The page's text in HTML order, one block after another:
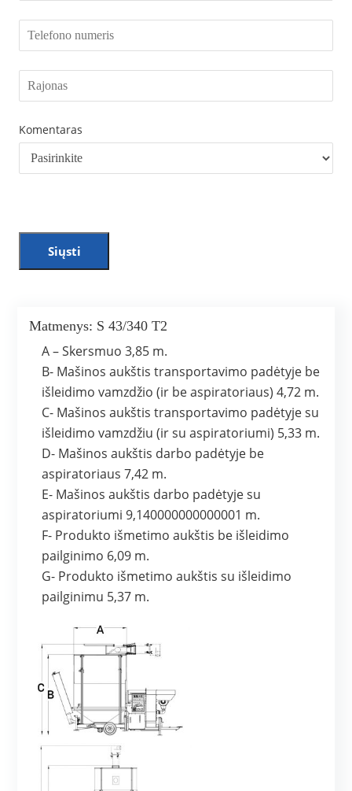
Komentaras
Siųsti
Matmenys: S 43/340 T2
A – Skersmuo 3,85 m.
B- Mašinos aukštis transportavimo padėtyje be
išleidimo vamzdžio (ir be aspiratoriaus) 4,72 m.
C- Mašinos aukštis transportavimo padėtyje su
išleidimo vamzdžiu (ir su aspiratoriumi) 5,33 m.
D- Mašinos aukštis darbo padėtyje be
aspiratoriaus 7,42 m.
E- Mašinos aukštis darbo padėtyje su
aspiratoriumi 9,140000000000001 m.
F- Produkto išmetimo aukštis be išleidimo
pailginimo 6,09 m.
G- Produkto išmetimo aukštis su išleidimo
pailginimu 5,37 m.